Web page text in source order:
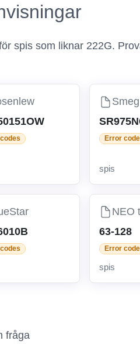
spis som liknar 222G.
Smeg
Error
spis
NEO
63-128
Error
spis
fråga